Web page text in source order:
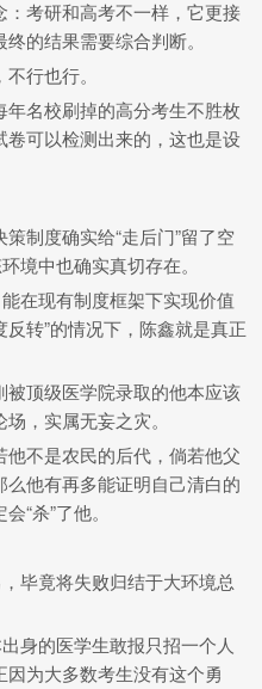
考研和高考不一样，它更接
的结果需要综合判断。
行也行。
名校刷掉的高分考生不胜枚
可以检测出来的，这也是设
制度确实给“走后门”留了空
境中也确实真切存在。
在现有制度框架下实现价值
反转”的情况下，陈鑫就是真正
顶级医学院录取的他本应该
，实属无妄之灾。
不是农民的后代，倘若他父
他有再多能证明自己清白的
“杀”了他。
毕竟将失败归结于大环境总
身的医学生敢报只招一个人
为大多数考生没有这个勇